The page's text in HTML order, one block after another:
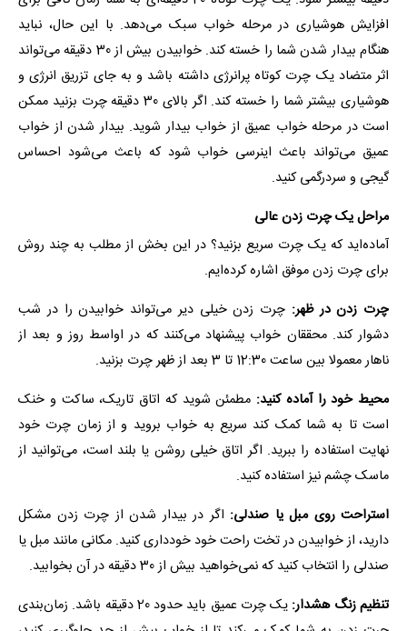
افزایش هوشیاری در مرحله خواب سبک می‌دهد. با این حال، نباید
هنگام بیدار شدن شما را خسته کند. خوابیدن بیش از 30 دقیقه می‌تواند
اثر متضاد یک چرت کوتاه پرانرژی داشته باشد و به جای تزریق انرژی و
هوشیاری بیشتر شما را خسته کند. اگر بالای 30 دقیقه چرت بزنید ممکن
است در مرحله خواب عمیق از خواب بیدار شوید. بیدار شدن از خواب
عمیق می‌تواند باعث اینرسی خواب شود که باعث می‌شود احساس
گیجی و سردرگمی کنید.
مراحل یک چرت زدن عالی
آماده‌اید که یک چرت سریع بزنید؟ در این بخش از مطلب به چند روش
برای چرت زدن موفق اشاره کرده‌ایم.
چرت زدن در ظهر: چرت زدن خیلی دیر می‌تواند خوابیدن را در شب
دشوار کند. محققان خواب پیشنهاد می‌کنند که در اواسط روز و بعد از
ناهار معمولا بین ساعت 12:30 تا 3 بعد از ظهر چرت بزنید.
محیط خود را آماده کنید: مطمئن شوید که اتاق تاریک، ساکت و خنک
است تا به شما کمک کند سریع به خواب بروید و از زمان چرت خود
نهایت استفاده را ببرید. اگر اتاق خیلی روشن یا بلند است، می‌توانید از
ماسک چشم نیز استفاده کنید.
استراحت روی مبل یا صندلی: اگر در بیدار شدن از چرت زدن مشکل
دارید، از خوابیدن در تخت راحت خود خودداری کنید. مکانی مانند مبل یا
صندلی را انتخاب کنید که نمی‌خواهید بیش از 30 دقیقه در آن بخوابید.
تنظیم زنگ هشدار:
یک چرت عمیق باید حدود 20 دقیقه باشد. زمان‌بندی